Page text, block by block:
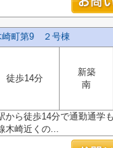
崎町第9 ２号棟
徒歩14分
新築
南
から徒歩14分で通勤通学
木崎近くの...